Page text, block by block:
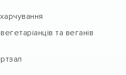
та веганів